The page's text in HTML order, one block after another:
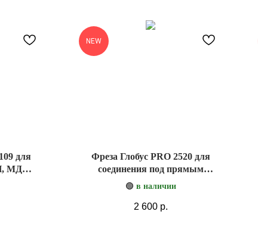
для
МДФ,
NEW
Фреза Глобус PRO 2520 для
соединения под прямым
углом без швов
🟢 в наличии
2 600 р.